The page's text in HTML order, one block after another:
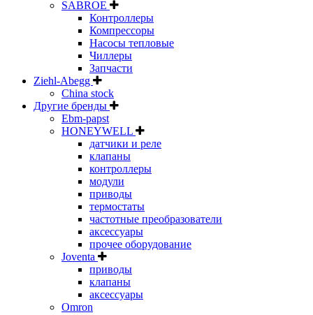
SABROE
Контроллеры
Компрессоры
Насосы тепловые
Чиллеры
Запчасти
Ziehl-Abegg
China stock
Другие бренды
Ebm-papst
HONEYWELL
датчики и реле
клапаны
контроллеры
модули
приводы
термостаты
частотные преобразователи
аксессуары
прочее оборудование
Joventa
приводы
клапаны
аксессуары
Omron